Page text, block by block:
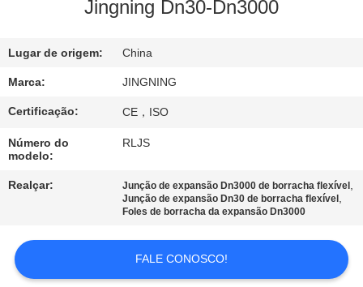
EXCURSÃO
FÁBRICA
CONTROLE
DA
QUALIDADE
CONTACTE-
NOS
Jingning Dn30-Dn3000
Lugar de origem: China
Marca: JINGNING
Certificação: CE，ISO
Número do
modelo:
RLJS
Realçar: Junção de expansão Dn3000 de borracha flexível ,
Junção de expansão Dn30 de borracha flexível ,
Foles de borracha da expansão Dn3000
FALE CONOSCO!